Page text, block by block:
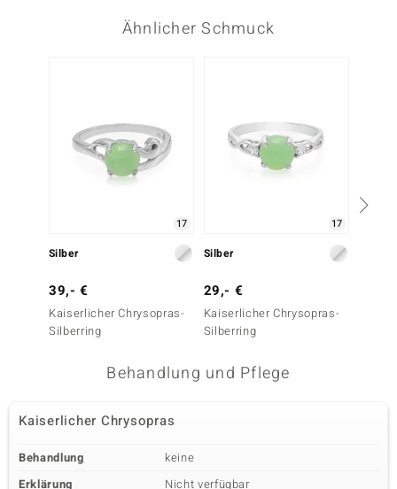
Ähnlicher Schmuck
17
Silber
39,- €
Kaiserlicher Chrysopras-
Silberring
17
Silber
29,- €
Kaiserlicher Chrysopras-
Silberring
Behandlung und Pflege
Kaiserlicher Chrysopras
Behandlung
keine
Erklärung
Nicht verfügbar